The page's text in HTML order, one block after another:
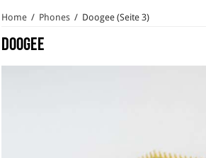
Home / Phones / Doogee (Seite 3)
Doogee